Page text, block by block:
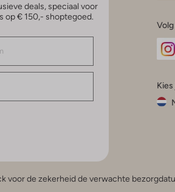
deals, speciaal voor
op € 150,- shoptegoed.
voor de zekerheid de verwachte